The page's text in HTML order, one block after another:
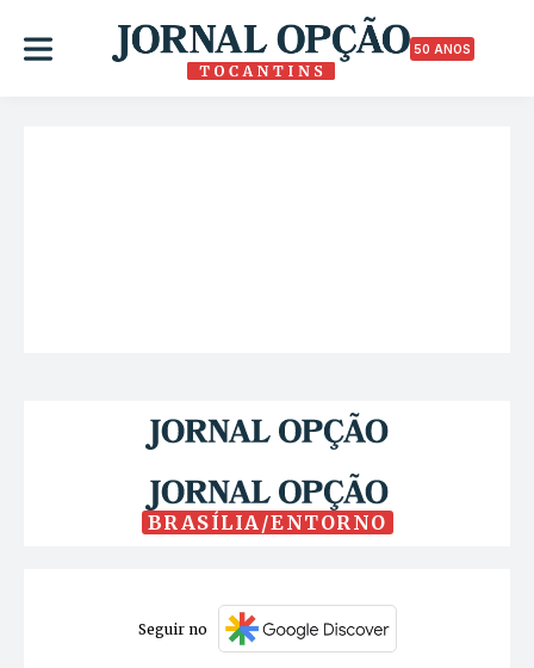
50 ANOS
BRASÍLIA/ENTORNO
Seguir no